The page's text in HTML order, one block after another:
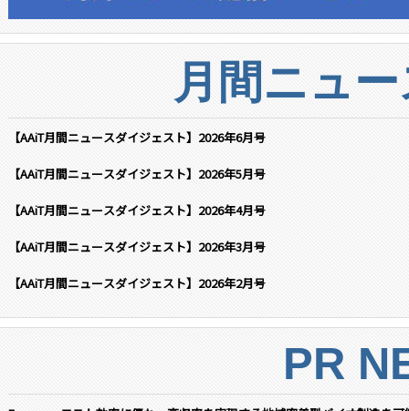
月間ニュ
【AAiT月間ニュースダイジェスト】2026年6月号
【AAiT月間ニュースダイジェスト】2026年5月号
【AAiT月間ニュースダイジェスト】2026年4月号
【AAiT月間ニュースダイジェスト】2026年3月号
【AAiT月間ニュースダイジェスト】2026年2月号
PR